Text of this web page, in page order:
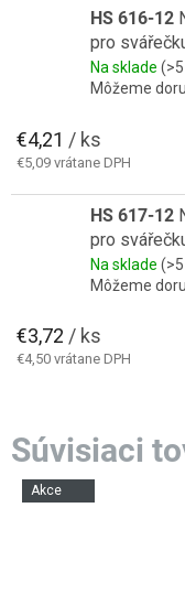
Akce
HS 616-12
pro
Na sklade
Môžeme
€4,21 / ks
€5,09 vrátane DPH
HS 617-12
pro
Na sklade
Môžeme
€3,72 / ks
€4,50 vrátane DPH